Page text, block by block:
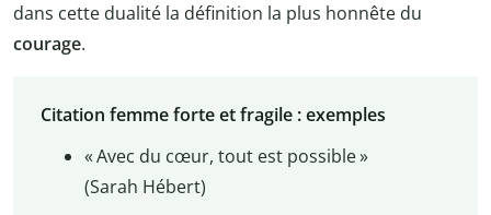
dans cette dualité la définition la plus honnête du
courage.
Citation femme forte et fragile : exemples
« Avec du cœur, tout est possible »
(Sarah Hébert)